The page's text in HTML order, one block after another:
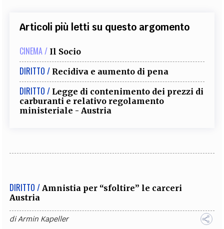
Articoli più letti su questo argomento
CINEMA / Il Socio
DIRITTO / Recidiva e aumento di pena
DIRITTO / Legge di contenimento dei prezzi di
carburanti e relativo regolamento
ministeriale - Austria
DIRITTO / Amnistia per “sfoltire” le carceri
Austria
diArmin Kapeller